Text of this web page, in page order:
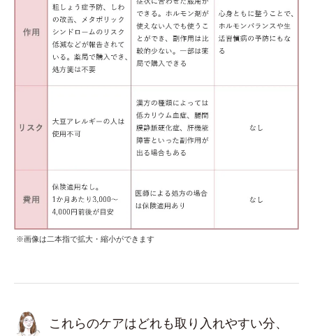
※画像は二本指で拡大・縮小ができます
これらのケアはどれも取り入れやすい分、